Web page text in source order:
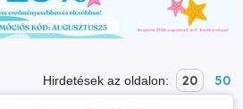
Hirdetések az oldalon: 20 50